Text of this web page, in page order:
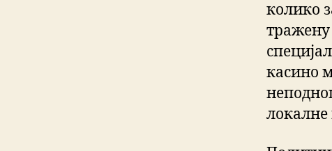
колико
касино